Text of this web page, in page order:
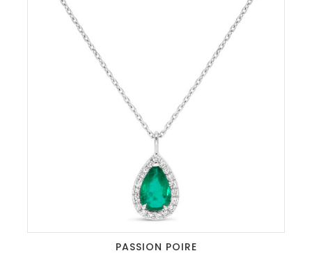
PASSION POIRE